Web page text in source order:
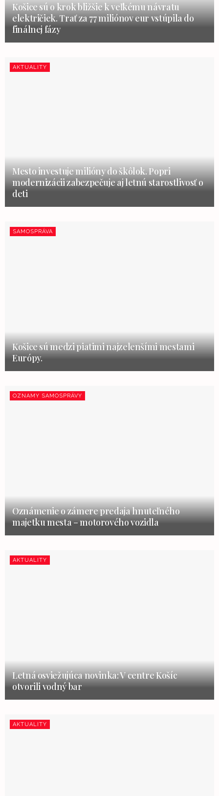
Košice sú o krok bližšie k veľkému návratu
električiek. Trať za 77 miliónov eur vstúpila do
finálnej fázy
AKTUALITY
Mesto investuje milióny do škôlok. Popri
modernizácii zabezpečuje aj letnú starostlivosť o
deti
SAMOSPRÁVA
Košice sú medzi piatimi najzelenšími mestami
Európy.
OZNAMY SAMOSPRÁVY
Oznámenie o zámere predaja hnuteľného
majetku mesta – motorového vozidla
AKTUALITY
Letná osviežujúca novinka: V centre Košíc
otvorili vodný bar
AKTUALITY